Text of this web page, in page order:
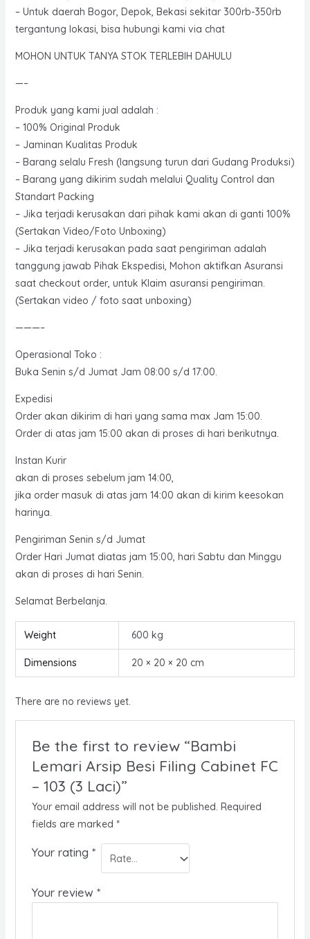
– Untuk daerah Bogor, Depok, Bekasi sekitar 300rb-350rb
tergantung lokasi, bisa hubungi kami via chat
MOHON UNTUK TANYA STOK TERLEBIH DAHULU
—–
Produk yang kami jual adalah :
– 100% Original Produk
– Jaminan Kualitas Produk
– Barang selalu Fresh (langsung turun dari Gudang Produksi)
– Barang yang dikirim sudah melalui Quality Control dan
Standart Packing
– Jika terjadi kerusakan dari pihak kami akan di ganti 100%
(Sertakan Video/Foto Unboxing)
– Jika terjadi kerusakan pada saat pengiriman adalah
tanggung jawab Pihak Ekspedisi, Mohon aktifkan Asuransi
saat checkout order, untuk Klaim asuransi pengiriman.
(Sertakan video / foto saat unboxing)
———–
Operasional Toko :
Buka Senin s/d Jumat Jam 08:00 s/d 17:00.
Expedisi
Order akan dikirim di hari yang sama max Jam 15:00.
Order di atas jam 15:00 akan di proses di hari berikutnya.
Instan Kurir
akan di proses sebelum jam 14:00,
jika order masuk di atas jam 14:00 akan di kirim keesokan
harinya.
Pengiriman Senin s/d Jumat
Order Hari Jumat diatas jam 15:00, hari Sabtu dan Minggu
akan di proses di hari Senin.
Selamat Berbelanja.
Weight 600 kg
Dimensions 20 × 20 × 20 cm
There are no reviews yet.
Be the first to review “Bambi
Lemari Arsip Besi Filing Cabinet FC
– 103 (3 Laci)”
Your email address will not be published. Required
fields are marked *
Your rating *
Your review *